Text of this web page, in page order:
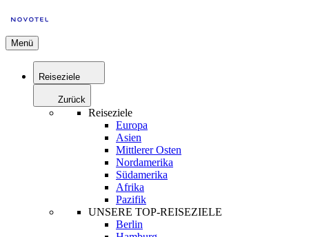
Menü
Reiseziele
Zurück
Reiseziele
Europa
Asien
Mittlerer Osten
Nordamerika
Südamerika
Afrika
Pazifik
UNSERE TOP-REISEZIELE
Berlin